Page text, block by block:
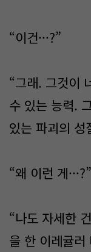
“이건···?”
“그래. 그것이
수 있는 능력.
있는 파괴의 성
“왜 이런 게···?”
“나도 자세한
을 한 이레귤러